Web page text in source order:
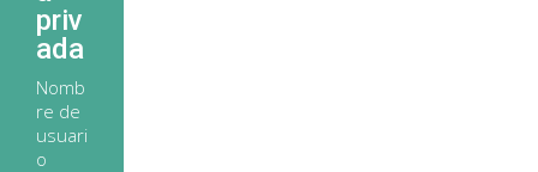
priv
ada
Nomb
re de
usuari
o